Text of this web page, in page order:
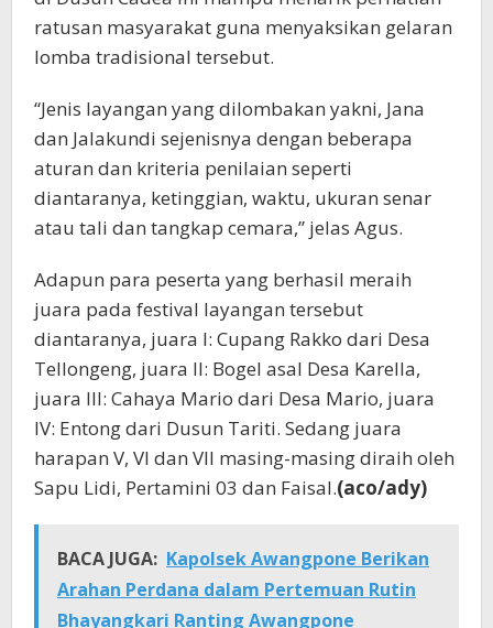
ratusan masyarakat guna menyaksikan gelaran
lomba tradisional tersebut.
“Jenis layangan yang dilombakan yakni, Jana
dan Jalakundi sejenisnya dengan beberapa
aturan dan kriteria penilaian seperti
diantaranya, ketinggian, waktu, ukuran senar
atau tali dan tangkap cemara,” jelas Agus.
Adapun para peserta yang berhasil meraih
juara pada festival layangan tersebut
diantaranya, juara I: Cupang Rakko dari Desa
Tellongeng, juara II: Bogel asal Desa Karella,
juara III: Cahaya Mario dari Desa Mario, juara
IV: Entong dari Dusun Tariti. Sedang juara
harapan V, VI dan VII masing-masing diraih oleh
Sapu Lidi, Pertamini 03 dan Faisal.(aco/ady)
BACA JUGA: Kapolsek Awangpone Berikan
Arahan Perdana dalam Pertemuan Rutin
Bhayangkari Ranting Awangpone